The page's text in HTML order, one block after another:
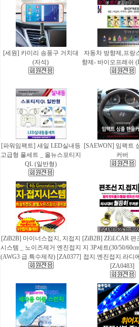
[세원] 카미리 송풍구 거치대
(자석)
자동차 방향제,프랑
향제- 바이오프레쉬
[파워임팩트] 새일 LED실내등
고급형 풀세트 _ 올뉴스포티지
QL (일반형)
[SAEWON] 임팩트
커버
[ZiB2B] 마이너스접지, 지접지
시스템 _ 노이즈제거 엔진접지
(AWG3 급.특수제작) [ZA0377]
[ZiB2B] ZEiLCAR 편
지 3P세트(30/50/
접지.엔진접지.라디
[ZA0483]